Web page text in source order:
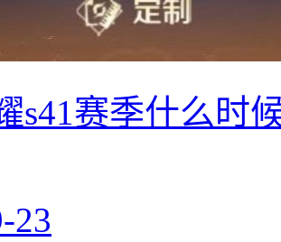
s41赛季什么时
23